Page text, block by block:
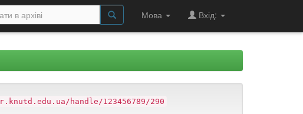
Мова Вхід:
handle/123456789/290